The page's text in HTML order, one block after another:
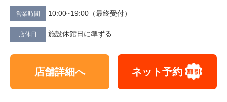
営業時間 10:00~19:00（最終受付）
店休日 施設休館日に準ずる
店舗詳細へ ネット予約